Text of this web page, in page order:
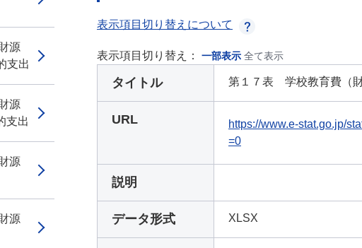
源
支出
源
支出
源
源
表示項目切り替えについて
表示項目切り替え： 一部表示 全て表示
タイトル 第１７表 学校教育費（
URL
https://www.e-stat.go.jp/
=0
説明
データ形式 XLSX